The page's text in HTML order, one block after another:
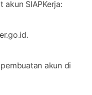
SIAPKerja:
akun di